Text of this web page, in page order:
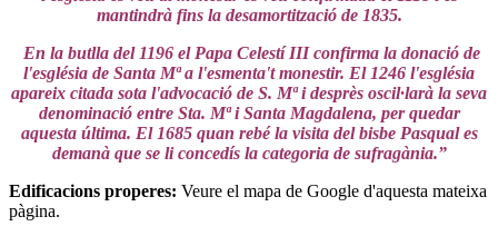
mantindrà fins la desamortització de 1835.
En la butlla del 1196 el Papa Celestí III confirma la donació de
l'església de Santa Mª a l'esmenta't monestir. El 1246 l'església
apareix citada sota l'advocació de S. Mª i desprès oscil·larà la seva
denominació entre Sta. Mª i Santa Magdalena, per quedar
aquesta última. El 1685 quan rebé la visita del bisbe Pasqual es
demanà que se li concedís la categoria de sufragània.”
Edificacions properes: Veure el mapa de Google d'aquesta mateixa
pàgina.